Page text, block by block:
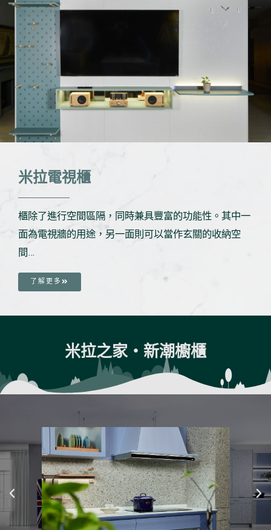
米拉電視櫃
櫃除了進行空間區隔，同時兼具豐富的功能性。其中一
面為電視牆的用途，另一面則可以當作玄關的收納空
間…
了解更多
米拉之家・新潮櫥櫃
P
N